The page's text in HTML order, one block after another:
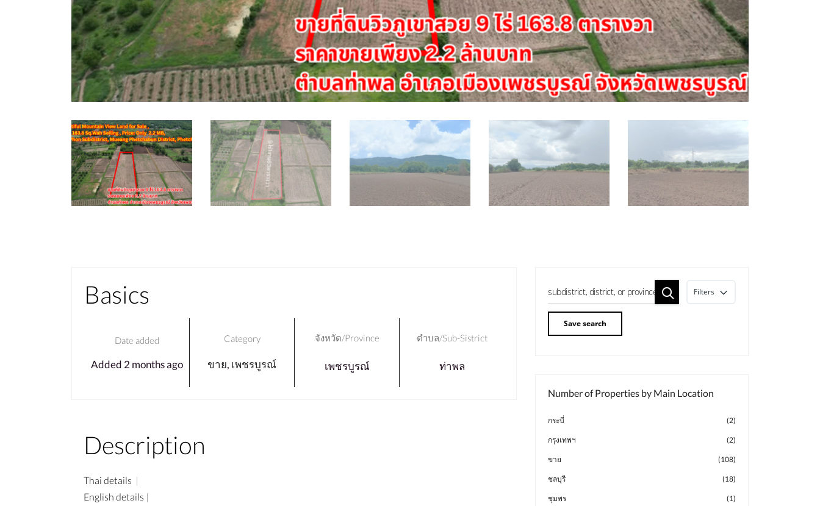
Basics
Date added
Added 2 months ago
Category
ขาย, เพชรบูรณ์
จังหวัด/Province
เพชรบูรณ์
ตำบล/Sub-Sistrict
ท่าพล
Description
Thai details |
English details |
Filters
Save search
Number of Properties by Main Location
กระบี่ (2)
กรุงเทพฯ (2)
ขาย (108)
ชลบุรี (18)
ชุมพร (1)